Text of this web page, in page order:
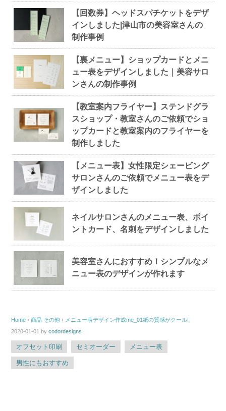
【回数券】ヘッドスパチケットをデザ
インしました|津山市の美容室さんの
制作事例
【裏メニュー】ショップカードとメニ
ュー表をデザインしました｜美容サロ
ンさんの制作事例
【教室案内フライヤー】ステンドグラ
スショップ・教室さんのご依頼でショ
ップカードと教室案内のフライヤーを
制作しました
【メニュー表】女性限定シェービング
サロンさんのご依頼でメニュー表をデ
ザインしました
ネイルサロンさんのメニュー表、ポイ
ントカード、名刺をデザインしました
美容室さんにおすすめ！シンプルなメ
ニュー表のデザインが作れます
Home ›商品 その他 › メニュー表デザイン作成me_01紙の質感がクール!
2020-01-01 bycodordesigns
オフセット印刷 セミオーダー メニュー表
男性にもおすすめ